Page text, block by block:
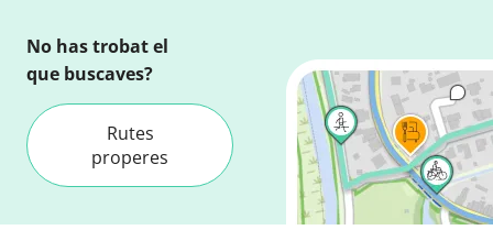
No has trobat el
que buscaves?
Rutes
properes